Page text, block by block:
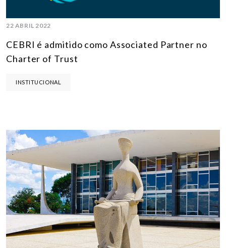
22 ABRIL 2022
CEBRI é admitido como Associated Partner no
Charter of Trust
INSTITUCIONAL